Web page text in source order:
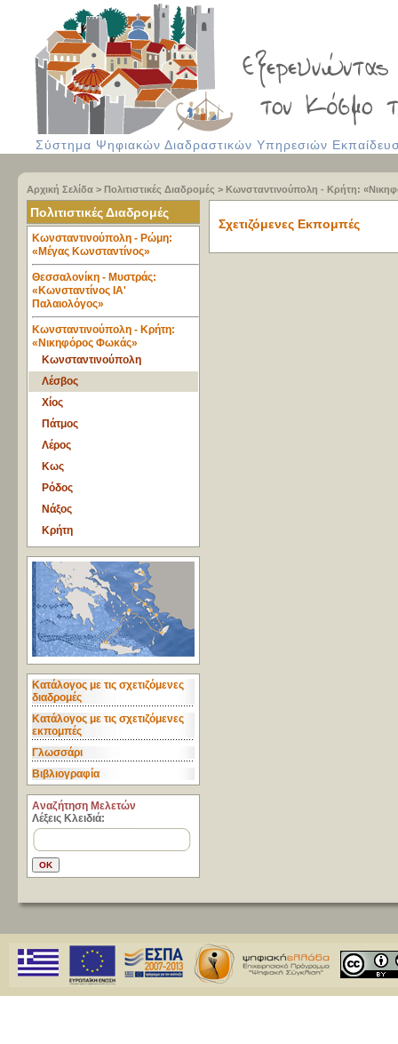
Σύστημα Ψηφιακών Διαδραστικών Υπηρεσιών
Αρχική Σελίδα > Πολιτιστικές Διαδρομές > Κωνσταντινούπολη - Κρήτη:
Πολιτιστικές Διαδρομές
Κωνσταντινούπολη - Ρώμη:
«Μέγας Κωνσταντίνος»
Θεσσαλονίκη - Μυστράς:
«Κωνσταντίνος ΙΑ'
Παλαιολόγος»
Κωνσταντινούπολη - Κρήτη:
«Νικηφόρος Φωκάς»
Κωνσταντινούπολη
Λέσβος
Χίος
Πάτμος
Λέρος
Κως
Ρόδος
Νάξος
Κρήτη
Κατάλογος με τις σχετιζόμενες
διαδρομές
Κατάλογος με τις σχετιζόμενες
εκπομπές
Γλωσσάρι
Βιβλιογραφία
Aναζήτηση Μελετών
Λέξεις Κλειδιά:
Σχετιζόμενες Εκπομπές